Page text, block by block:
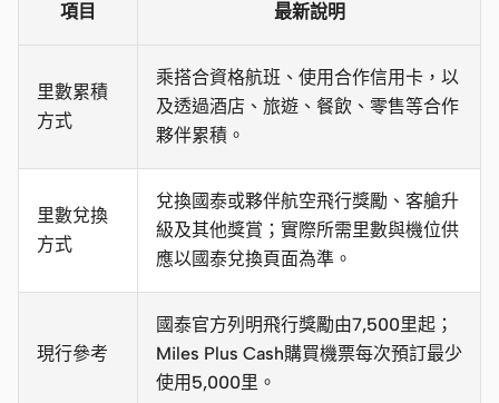
項目 最新說明
里數累積
方式
乘搭合資格航班、使用合作信用卡，以
及透過酒店、旅遊、餐飲、零售等合作
夥伴累積。
里數兌換
方式
兌換國泰或夥伴航空飛行獎勵、客艙升
級及其他獎賞；實際所需里數與機位供
應以國泰兌換頁面為準。
現行參考
國泰官方列明飛行獎勵由7,500里起；
Miles Plus Cash購買機票每次預訂最少
使用5,000里。